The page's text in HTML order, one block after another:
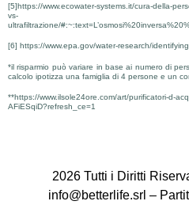
[5]https://www.ecowater-systems.it/cura-della-
vs-
ultrafiltrazione/
[6] https://www.epa.gov/water-research/
*il risparmio può variare in base ai numero di
calcolo ipotizza una famiglia di 4 persone e un
**https://www.ilsole24ore.com/art/purificatori-d-
AFiESqiD?refresh_ce=1
2026 Tutti i Diritti
info@betterlife.srl –